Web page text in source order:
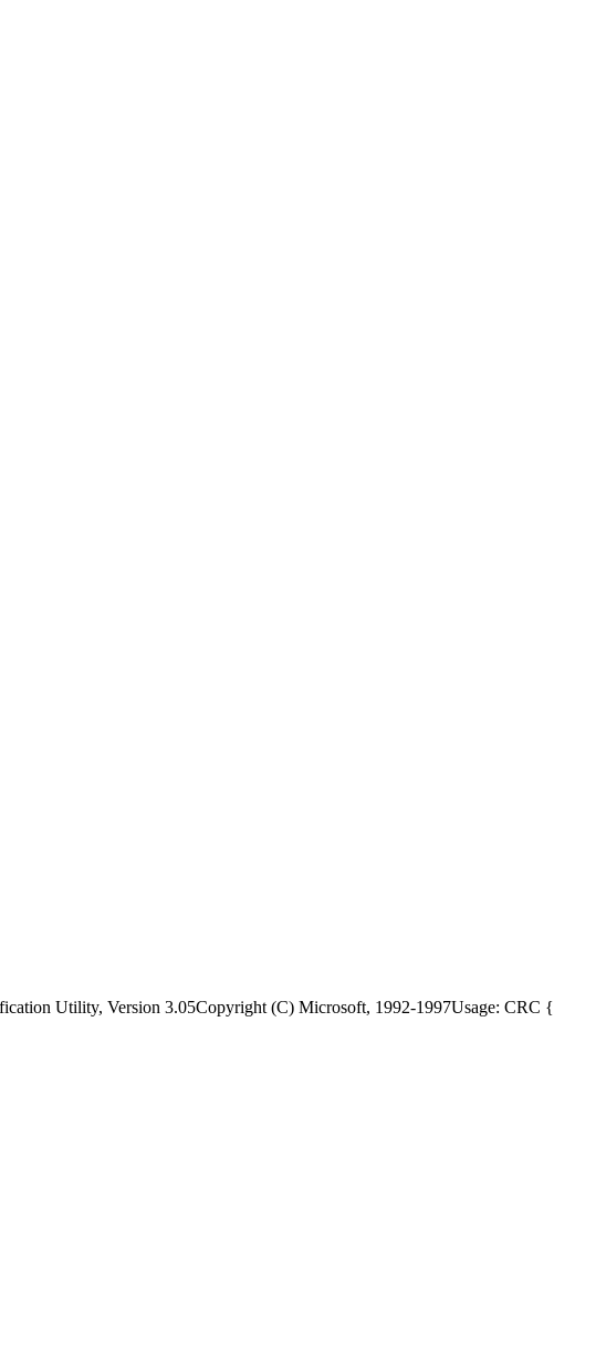
Utility, Version 3.05Copyright (C) Microsoft, 1992-1997Usage: CRC {